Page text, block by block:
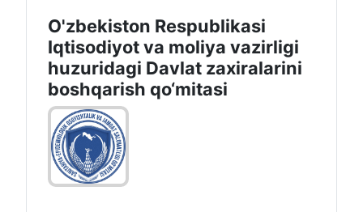
O'zbekiston Respublikasi
Iqtisodiyot va moliya vazirligi
huzuridаgi Dаvlаt zаxirаlаrini
boshqаrish qo‘mitаsi